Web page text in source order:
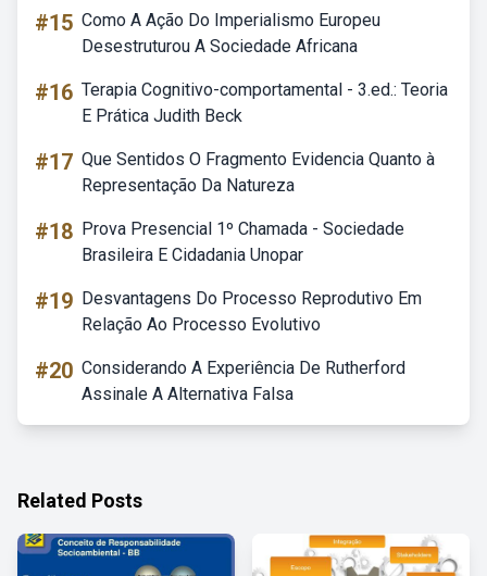
#15 Como A Ação Do Imperialismo Europeu
Desestruturou A Sociedade Africana
#16 Terapia Cognitivo-comportamental - 3.ed.: Teoria
E Prática Judith Beck
#17 Que Sentidos O Fragmento Evidencia Quanto à
Representação Da Natureza
#18 Prova Presencial 1º Chamada - Sociedade
Brasileira E Cidadania Unopar
#19 Desvantagens Do Processo Reprodutivo Em
Relação Ao Processo Evolutivo
#20 Considerando A Experiência De Rutherford
Assinale A Alternativa Falsa
Related Posts